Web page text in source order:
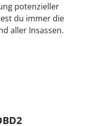
potenzieller
du immer die
aller Insassen.